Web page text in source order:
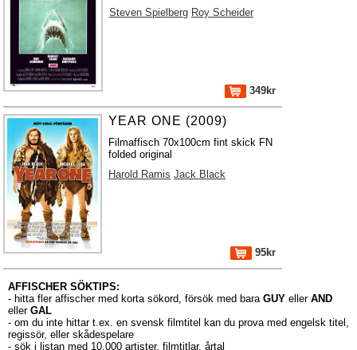
Steven Spielberg Roy Scheider
349kr
YEAR ONE (2009)
Filmaffisch 70x100cm fint skick FN
folded original
Harold Ramis Jack Black
95kr
AFFISCHER SÖKTIPS:
- hitta fler affischer med korta sökord, försök med bara GUY eller AND
eller GAL
- om du inte hittar t.ex. en svensk filmtitel kan du prova med engelsk titel,
regissör, eller skådespelare
- sök i listan med 10.000 artister, filmtitlar, årtal